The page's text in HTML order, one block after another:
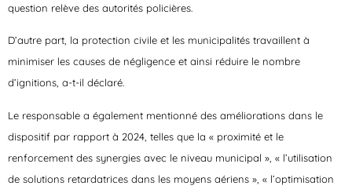
question relève des autorités policières.
D’autre part, la protection civile et les municipalités travaillent à
minimiser les causes de négligence et ainsi réduire le nombre
d’ignitions, a-t-il déclaré.
Le responsable a également mentionné des améliorations dans le
dispositif par rapport à 2024, telles que la « proximité et le
renforcement des synergies avec le niveau municipal », « l’utilisation
de solutions retardatrices dans les moyens aériens », « l’optimisation